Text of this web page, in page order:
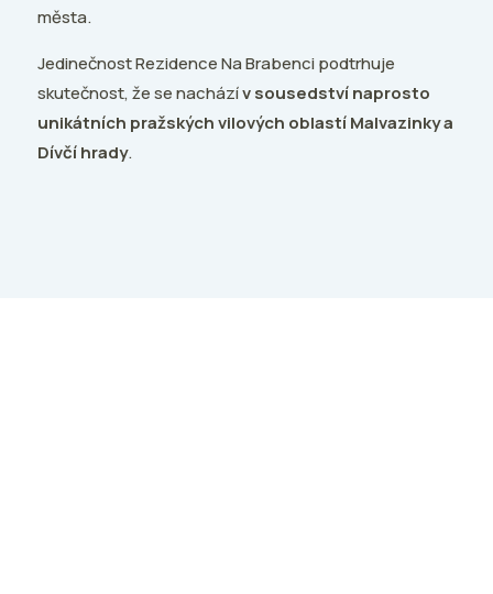
města.
Jedinečnost Rezidence Na Brabenci podtrhuje
skutečnost, že se nacházív sousedství naprosto
unikátních pražských vilových oblastí Malvazinky a
Dívčí hrady.